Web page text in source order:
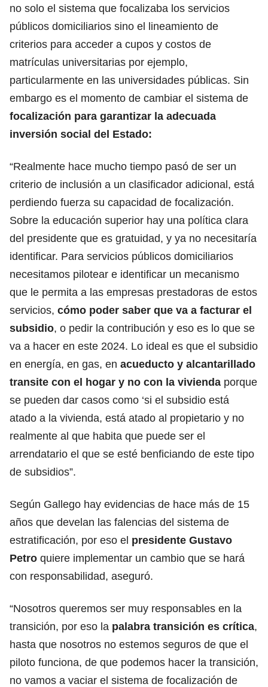
no solo el sistema que focalizaba los servicios
públicos domiciliarios sino el lineamiento de
criterios para acceder a cupos y costos de
matrículas universitarias por ejemplo,
particularmente en las universidades públicas. Sin
embargo es el momento de cambiar el sistema de
focalización para garantizar la adecuada
inversión social del Estado:
“Realmente hace mucho tiempo pasó de ser un
criterio de inclusión a un clasificador adicional, está
perdiendo fuerza su capacidad de focalización.
Sobre la educación superior hay una política clara
del presidente que es gratuidad, y ya no necesitaría
identificar. Para servicios públicos domiciliarios
necesitamos pilotear e identificar un mecanismo
que le permita a las empresas prestadoras de estos
servicios, cómo poder saber que va a facturar el
subsidio, o pedir la contribución y eso es lo que se
va a hacer en este 2024. Lo ideal es que el subsidio
en energía, en gas, en acueducto y alcantarillado
transite con el hogar y no con la vivienda porque
se pueden dar casos como ‘si el subsidio está
atado a la vivienda, está atado al propietario y no
realmente al que habita que puede ser el
arrendatario el que se esté benficiando de este tipo
de subsidios”.
Según Gallego hay evidencias de hace más de 15
años que develan las falencias del sistema de
estratificación, por eso el presidente Gustavo
Petro quiere implementar un cambio que se hará
con responsabilidad, aseguró.
“Nosotros queremos ser muy responsables en la
transición, por eso la palabra transición es crítica,
hasta que nosotros no estemos seguros de que el
piloto funciona, de que podemos hacer la transición,
no vamos a vaciar el sistema de focalización de